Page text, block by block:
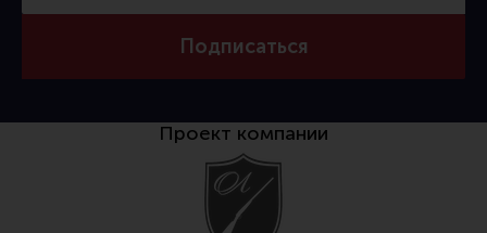
Подписаться
Проект компании